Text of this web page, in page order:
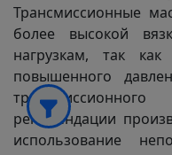
Трансмиссионные
более высокой
нагрузкам, так
повышенного
рекомендации
использование